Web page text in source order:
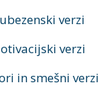
verzi
verzi
in smešni verzi